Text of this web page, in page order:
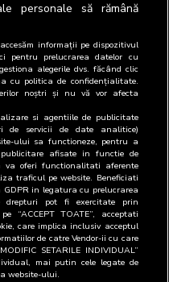
personale să rămână
informații pe dispozitivul
pentru prelucrarea datelor cu
alegerile dvs. făcând clic
cu politica de confidențialitate.
noștri și nu vă vor afecta
si agentiile de publicitate
de servicii de date analitice)
ului sa functioneze, pentru a
afisate in functie de
va oferi functionalitati aferente
traficul pe website. Beneficiati
in legatura cu prelucrarea
drepturi pot fi exercitate prin
“ACCEPT TOATE”, acceptati
care implica inclusiv acceptul
de catre Vendor-ii cu care
SETARILE INDIVIDUAL”
mai putin cele legate de
website-ului.